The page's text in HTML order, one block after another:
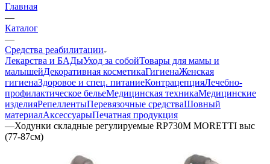
Главная
—
Каталог
—
Средства реабилитации
Лекарства и БАДыУход за собойТовары для мамы и
малышейДекоративная косметикаГигиенаЖенская
гигиенаЗдоровое и спец. питаниеКонтрацепцияЛечебно-
профилактическое бельеМедицинская техникаМедицинские
изделияРепеллентыПеревязочные средстваШовный
материалАксессуарыПечатная продукция
—Ходунки складные регулируемые RP730M MORETTI выс
(77-87см)